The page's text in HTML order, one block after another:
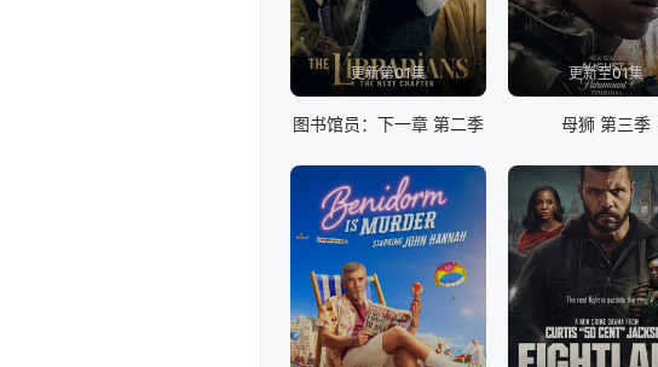
更新第01集
图书馆员：下一章 第二季
更新至01集
母狮 第三季